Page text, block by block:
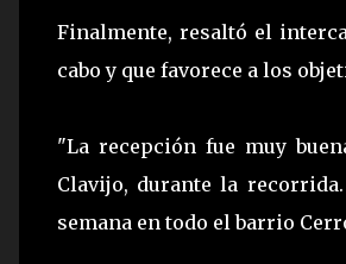
Finalmente, resaltó el
cabo y que favorece a los
"La recepción fue muy
Clavijo, durante la
semana en todo el barrio